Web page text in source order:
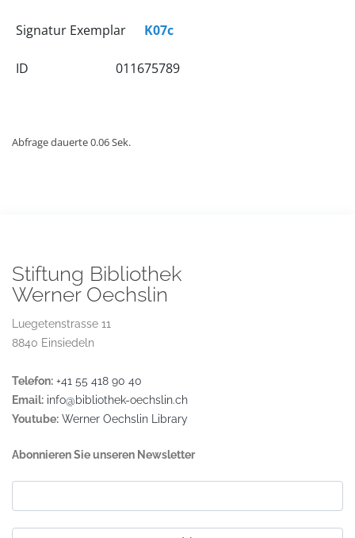
Signatur Exemplar K07c
ID 011675789
Abfrage dauerte 0.06 Sek.
Stiftung Bibliothek
Werner Oechslin
Luegetenstrasse 11
8840 Einsiedeln
Telefon: +41 55 418 90 40
Email: info@bibliothek-oechslin.ch
Youtube: Werner Oechslin Library
Abonnieren Sie unseren Newsletter